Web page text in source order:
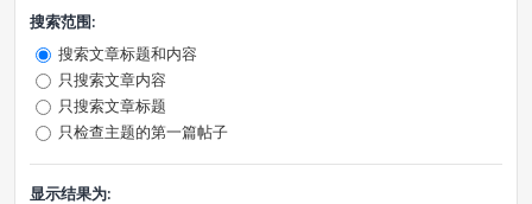
搜索范围:
搜索文章标题和内容
只搜索文章内容
只搜索文章标题
只检查主题的第一篇帖子
显示结果为: